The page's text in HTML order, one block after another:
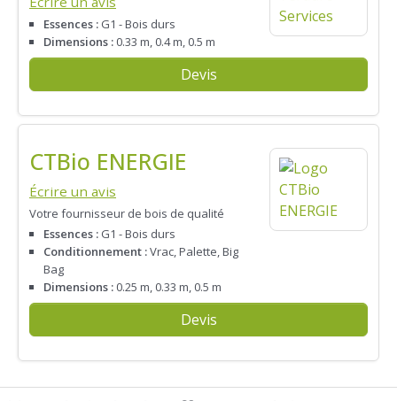
Essences : G1 - Bois durs
Dimensions : 0.33 m, 0.4 m, 0.5 m
Devis
CTBio ENERGIE
Écrire un avis
Votre fournisseur de bois de qualité
Essences : G1 - Bois durs
Conditionnement :Vrac, Palette, Big
Bag
Dimensions : 0.25 m, 0.33 m, 0.5 m
Devis